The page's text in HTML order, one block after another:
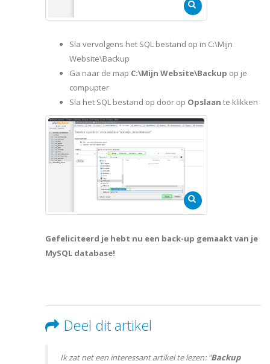
Sla vervolgens het SQL bestand op in C:\Mijn
Website\Backup
Ga naar de map C:\Mijn Website\Backup op je
compupter
Sla het SQL bestand op door op Opslaan te klikken
Gefeliciteerd je hebt nu een back-up gemaakt van je
MySQL database!
Deel dit artikel
Ik zat net een interessant artikel te lezen: "Backup